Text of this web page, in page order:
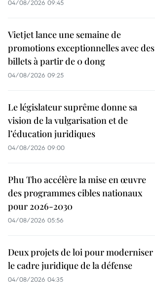
04/08/2026 09:45
Vietjet lance une semaine de
promotions exceptionnelles avec des
billets à partir de 0 dong
04/08/2026 09:25
Le législateur suprême donne sa
vision de la vulgarisation et de
l’éducation juridiques
04/08/2026 09:00
Phu Tho accélère la mise en œuvre
des programmes cibles nationaux
pour 2026-2030
04/08/2026 05:56
Deux projets de loi pour moderniser
le cadre juridique de la défense
04/08/2026 04:35